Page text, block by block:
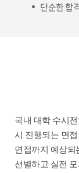
단순한 합
국내 대학 수시
시 진행되는 면
면접까지 예상되
선별하고 실전